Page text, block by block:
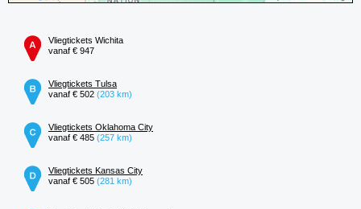
Vliegtickets Wichita
vanaf € 947
Vliegtickets Tulsa
vanaf € 502 (203 km)
Vliegtickets Oklahoma City
vanaf € 485 (257 km)
Vliegtickets Kansas City
vanaf € 505 (281 km)